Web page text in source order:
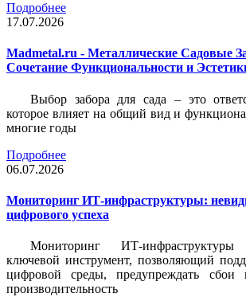
Подробнее
17.07.2026
Madmetal.ru - Металлические Садовые
Сочетание Функциональности и
Выбор забора для сада – это
которое влияет на общий вид и
многие годы
Подробнее
06.07.2026
Мониторинг ИТ-инфраструктуры:
цифрового успеха
Мониторинг ИТ-
ключевой инструмент, позволяющий
цифровой среды, предупреждать сбои
производительность